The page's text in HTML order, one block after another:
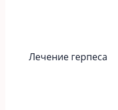
Лечение герпеса